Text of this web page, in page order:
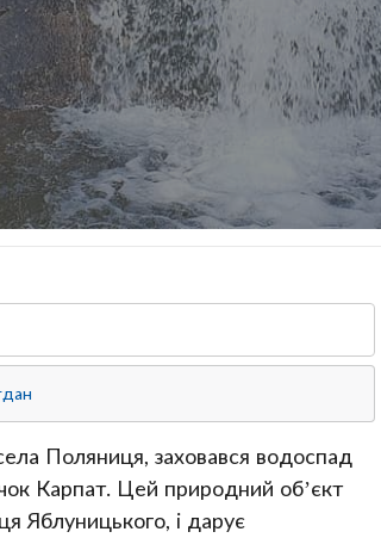
Поляниця, заховався водоспад
Карпат. Цей природний об’єкт
Яблуницького, і дарує